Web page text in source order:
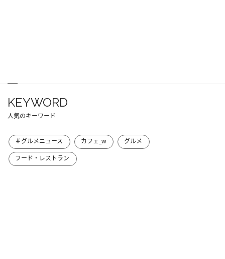
KEYWORD
人気のキーワード
＃グルメニュース カフェ_w
グルメ
フード・レストラン